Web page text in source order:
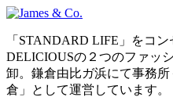
「STANDARD LIFE」をコ
DELICIOUSの２つのファッ
卸。鎌倉由比ガ浜にて事務
倉」として運営しています。